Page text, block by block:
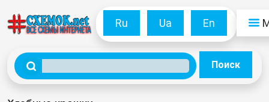
Ru Ua En
Поиск